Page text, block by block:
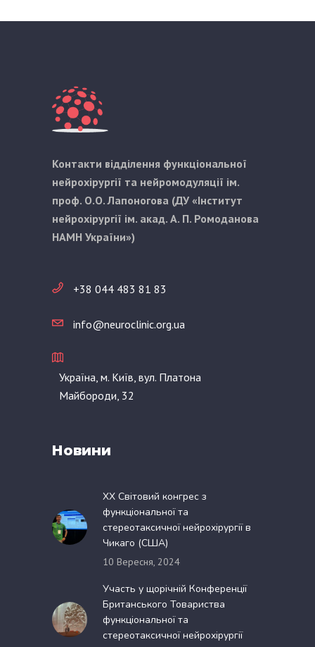
Контакти відділення функціональної
нейрохірургії та нейромодуляції ім.
проф. О.О. Лапоногова (ДУ «Інститут
нейрохірургії ім. акад. А. П. Ромоданова
НАМН України»)
+38 044 483 81 83
info@neuroclinic.org.ua
Україна, м. Київ, вул. Платона
Майбороди, 32
Новини
XX Світовий конгрес з
функціональної та
стереотаксичної нейрохірургії в
Чикаго (США)
10 Вересня, 2024
Участь у щорічній Конференції
Британського Товариства
функціональної та
стереотаксичної нейрохірургії